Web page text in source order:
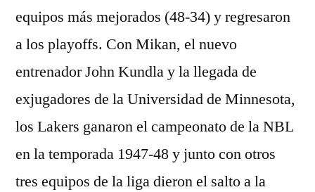
equipos más mejorados (48-34) y regresaron
a los playoffs. Con Mikan, el nuevo
entrenador John Kundla y la llegada de
exjugadores de la Universidad de Minnesota,
los Lakers ganaron el campeonato de la NBL
en la temporada 1947-48 y junto con otros
tres equipos de la liga dieron el salto a la